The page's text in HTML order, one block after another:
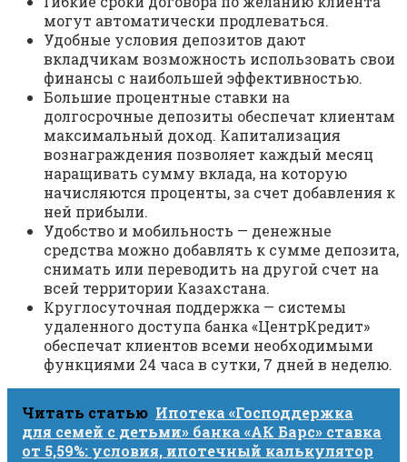
могут автоматически продлеваться.
Удобные условия депозитов дают
вкладчикам возможность использовать свои
финансы с наибольшей эффективностью.
Большие процентные ставки на
долгосрочные депозиты обеспечат клиентам
максимальный доход. Капитализация
вознаграждения позволяет каждый месяц
наращивать сумму вклада, на которую
начисляются проценты, за счет добавления к
ней прибыли.
Удобство и мобильность — денежные
средства можно добавлять к сумме депозита,
снимать или переводить на другой счет на
всей территории Казахстана.
Круглосуточная поддержка — системы
удаленного доступа банка «ЦентрКредит»
обеспечат клиентов всеми необходимыми
функциями 24 часа в сутки, 7 дней в неделю.
Читать статью Ипотека «Господдержка
для семей с детьми» банка «АК Барс» ставка
от 5,59%: условия, ипотечный калькулятор